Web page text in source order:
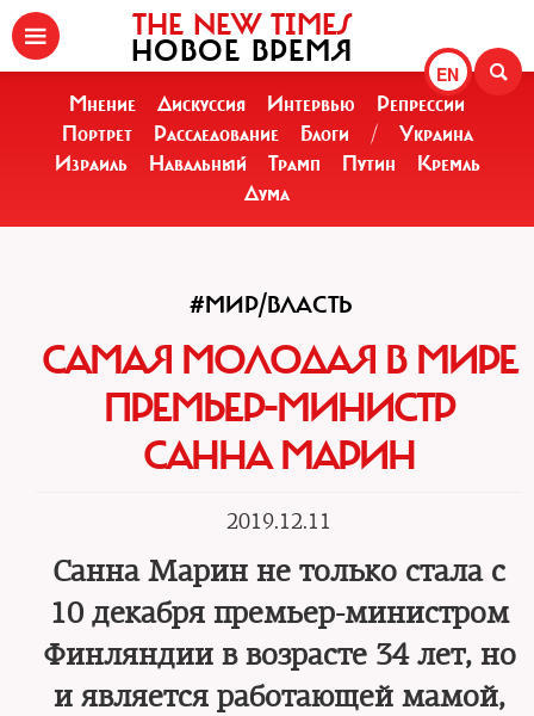
EN
THE NEW TIMES
НОВОЕ ВРЕМЯ
Мнение Дискуссия Интервью
Репрессии
Портрет
Расследование Блоги /
Украина
Израиль
Навальный Трамп Путин
Кремль
Дума
#МИР/ВЛАСТЬ
САМАЯ МОЛОДАЯ В МИРЕ
ПРЕМЬЕР-МИНИСТР
САННА МАРИН
2019.12.11
Санна Марин не только стала с
10 декабря премьер-министром
Финляндии в возрасте 34 лет, но
и является работающей мамой,